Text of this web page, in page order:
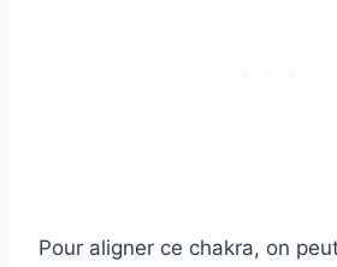
Pour aligner ce chakra, on